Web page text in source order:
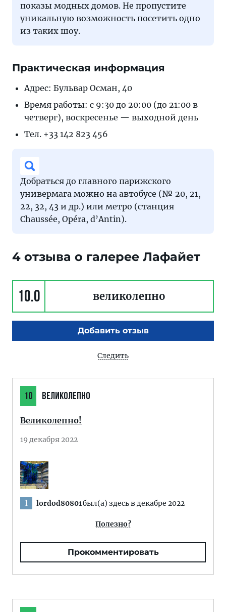
показы модных домов. Не пропустите
уникальную возможность посетить одно
из таких шоу.
Практическая информация
Адрес: Бульвар Осман, 40
Время работы: с 9:30 до 20:00 (до 21:00 в
четверг), воскресенье — выходной день
Тел. +33 142 823 456
Добраться до главного парижского
универмага можно на автобусе (№ 20, 21,
22, 32, 43 и др.) или метро (станция
Chaussée, Opéra, d’Antin).
4 отзыва о галерее Лафайет
10.0 великолепно
Добавить отзыв
Следить
10 ВЕЛИКОЛЕПНО
Великолепно!
19 декабря 2022
l lordod80801был(а) здесь в декабре 2022
Полезно?
Прокомментировать